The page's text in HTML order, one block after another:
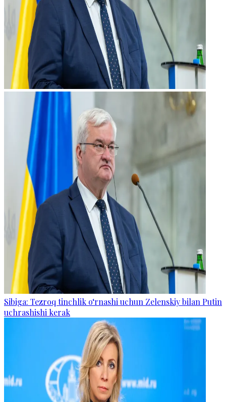
Sibiga: Tezroq tinchlik o‘rnashi uchun Zelenskiy bilan Putin
uchrashishi kerak